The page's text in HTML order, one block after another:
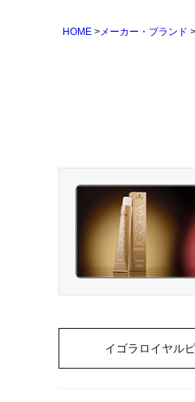
HOME メーカー・ブランド
イゴラロイヤル